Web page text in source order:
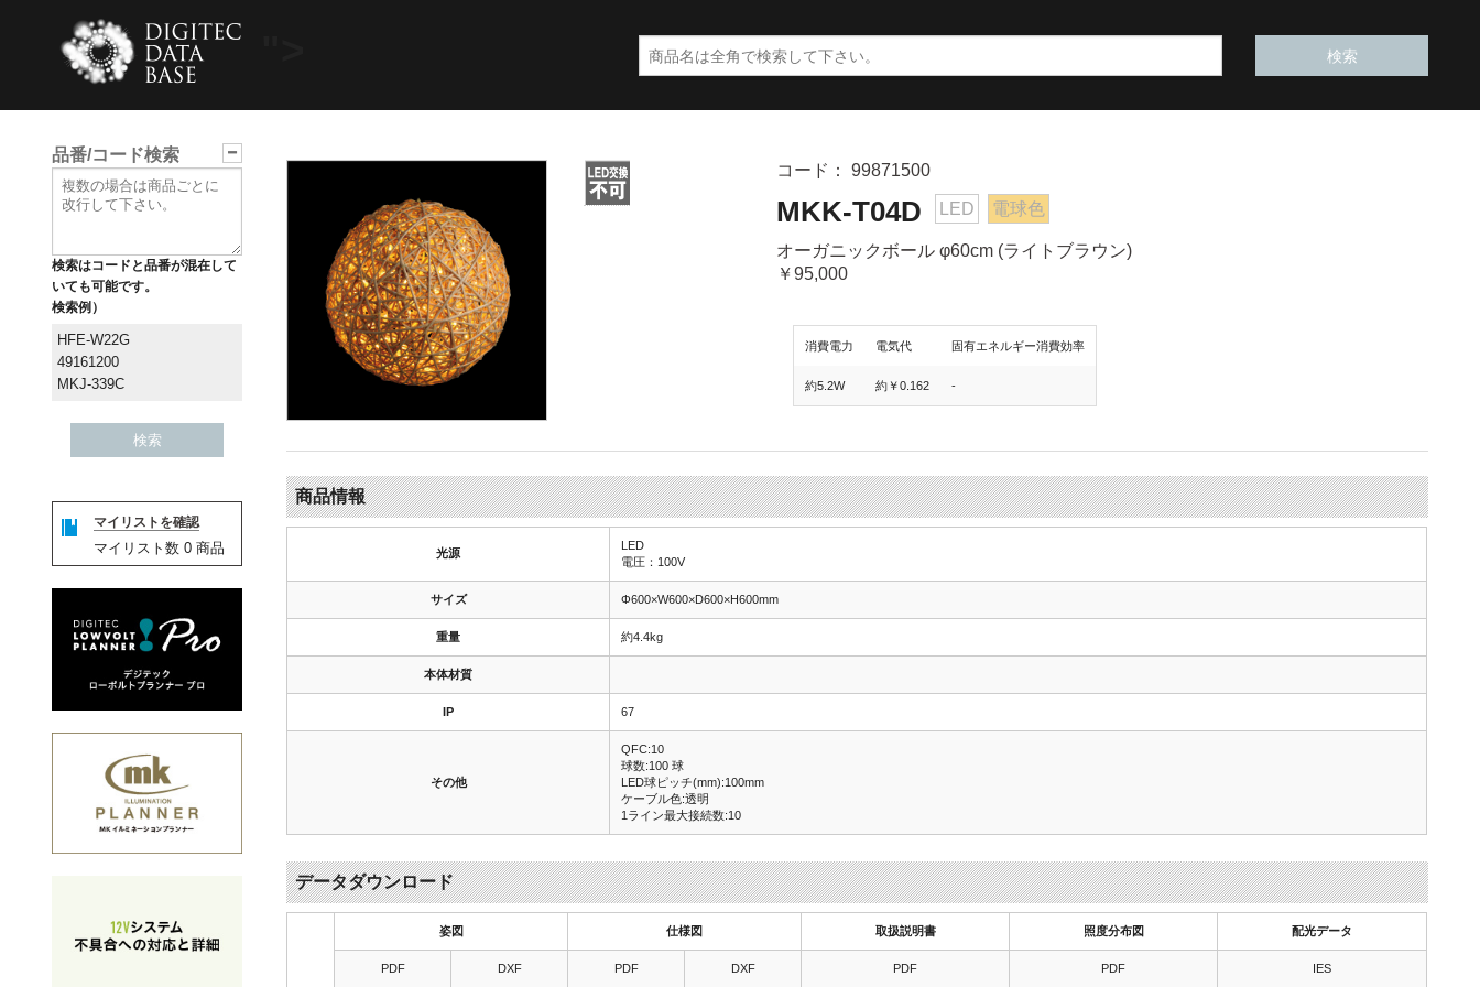
品番/コード検索
検索はコードと品番が混在して
いても可能です。
検索例）
HFE-W22G
49161200
MKJ-339C
マイリストを確認
マイリスト数 0 商品
コード： 99871500
MKK-T04D LED 電球色
オーガニックボール φ60cm (ライトブラウン)
￥95,000
消費電力 電気代 固有エネルギー消費効率
約5.2W 約￥0.162 -
商品情報
光源
LED
電圧：100V
サイズ Φ600×W600×D600×H600mm
重量 約4.4kg
本体材質
IP 67
その他
QFC:10
球数:100 球
LED球ピッチ(mm):100mm
ケーブル色:透明
1ライン最大接続数:10
データダウンロード
姿図 仕様図 取扱説明書 照度分布図 配光データ
PDF DXF PDF DXF PDF PDF IES